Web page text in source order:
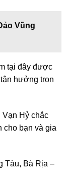
Vũng
tại đây được
hưởng trọn
Hỷ chắc
cho bạn và gia
Tàu, Bà Rịa –